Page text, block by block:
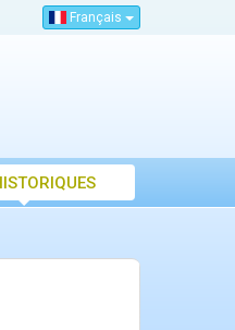
Français